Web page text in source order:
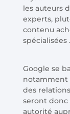
les auteurs
experts,
contenu
spécialisées .
Google se
notamment
des
seront donc
autorité